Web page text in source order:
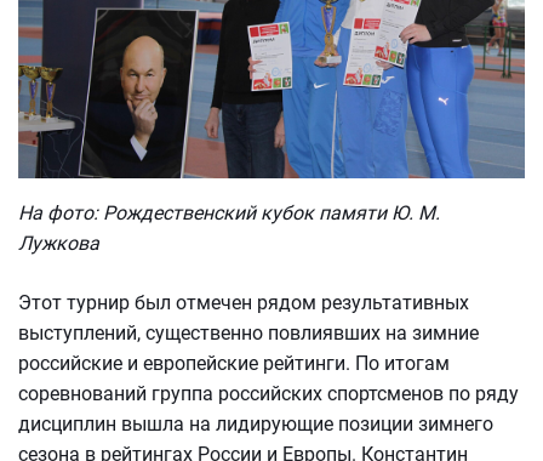
На фото: Рождественский кубок памяти Ю. М.
Лужкова
Этот турнир был отмечен рядом результативных
выступлений, существенно повлиявших на зимние
российские и европейские рейтинги. По итогам
соревнований группа российских спортсменов по ряду
дисциплин вышла на лидирующие позиции зимнего
сезона в рейтингах России и Европы. Константин